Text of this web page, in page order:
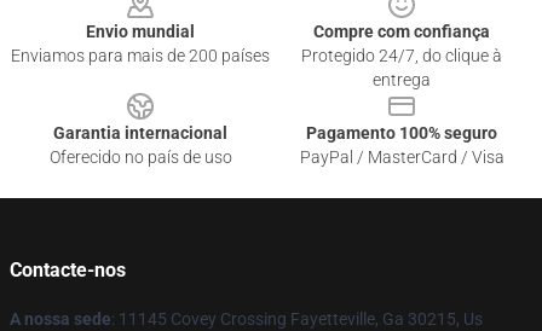
Envio mundial
Enviamos para mais de 200 países
Compre com confiança
Protegido 24/7, do clique à
entrega
Garantia internacional
Oferecido no país de uso
Pagamento 100% seguro
PayPal / MasterCard / Visa
Contacte-nos
A nossa sede: 11145 Covey Crossing Fayetteville, Ga 30215, Us